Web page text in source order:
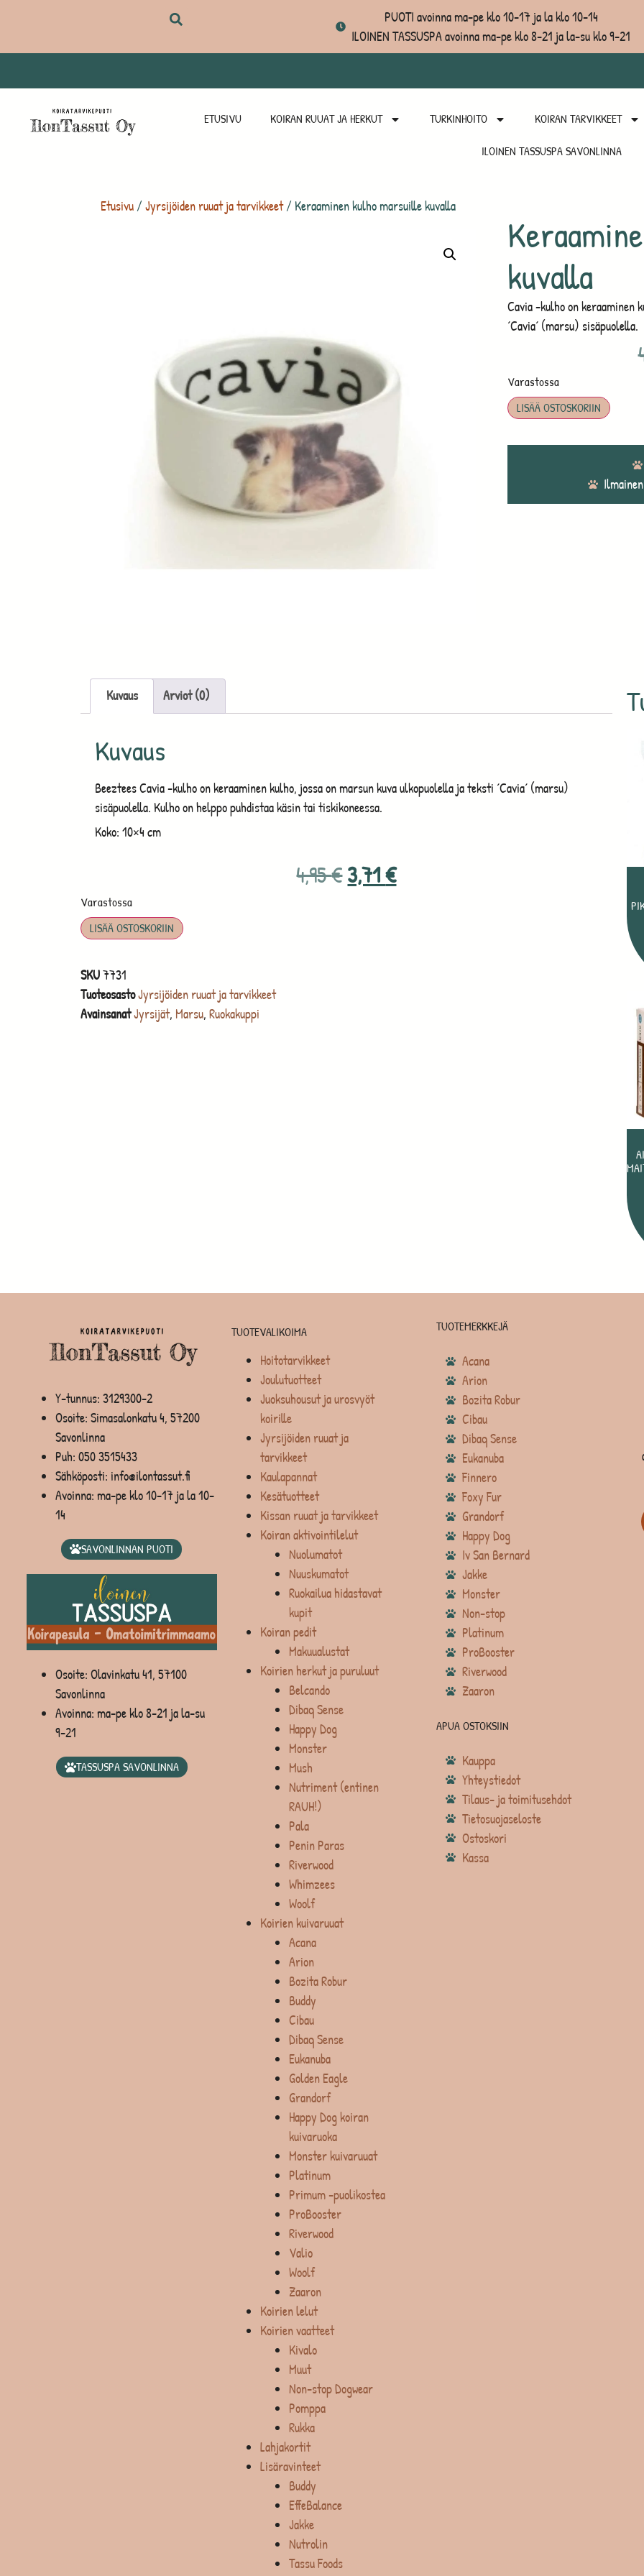
PUOTI avoinna ma-pe klo 10-17 ja la klo 10-14
ILOINEN TASSUSPA avoinna ma-pe klo 8-21 ja la-su klo 9-21
ETUSIVU KOIRAN RUUAT JA HERKUT TURKINHOITO KOIRAN TARVIKKEET
ILOINEN TASSUSPA SAVONLINNA
Etusivu/Jyrsijöiden ruuat ja tarvikkeet/ Keraaminen kulho marsuille kuvalla
kuvalla
Cavia -kulho on keraaminen
´Cavia´ (marsu) sisäpuolella.
Varastossa
LISÄÄ OSTOSKORIIN
Kuvaus Arviot (0)
Kuvaus
Beeztees Cavia -kulho on keraaminen kulho, jossa on marsun kuva ulkopuolella ja teksti ´Cavia´ (marsu)
sisäpuolella. Kulho on helppo puhdistaa käsin tai tiskikoneessa.
Koko: 10×4 cm
4,95€3,71€
Varastossa
LISÄÄ OSTOSKORIIN
SKU7731
TuoteosastoJyrsijöiden ruuat ja tarvikkeet
AvainsanatJyrsijät, Marsu, Ruokakuppi
Y-tunnus: 3129300-2
Osoite: Simasalonkatu 4, 57200
Savonlinna
Puh: 050 3515433
Sähköposti: info@ilontassut.fi
Avoinna: ma-pe klo 10-17 ja la 10-
14
SAVONLINNAN PUOTI
Osoite: Olavinkatu 41, 57100
Savonlinna
Avoinna: ma-pe klo 8-21 ja la-su
9-21
TASSUSPA SAVONLINNA
TUOTEVALIKOIMA
Hoitotarvikkeet
Joulutuotteet
Juoksuhousut ja urosvyöt
koirille
Jyrsijöiden ruuat ja
tarvikkeet
Kaulapannat
Kesätuotteet
Kissan ruuat ja tarvikkeet
Koiran aktivointilelut
Nuolumatot
Nuuskumatot
Ruokailua hidastavat
kupit
Koiran pedit
Makuualustat
Koirien herkut ja puruluut
Belcando
Dibaq Sense
Happy Dog
Monster
Mush
Nutriment (entinen
RAUH!)
Pala
Penin Paras
Riverwood
Whimzees
Woolf
Koirien kuivaruuat
Acana
Arion
Bozita Robur
Buddy
Cibau
Dibaq Sense
Eukanuba
Golden Eagle
Grandorf
Happy Dog koiran
kuivaruoka
Monster kuivaruuat
Platinum
Primum -puolikostea
ProBooster
Riverwood
Valio
Woolf
Zaaron
Koirien lelut
Koirien vaatteet
Kivalo
Muut
Non-stop Dogwear
Pomppa
Rukka
Lahjakortit
Lisäravinteet
Buddy
EffeBalance
Jakke
Nutrolin
Tassu Foods
TUOTEMERKKEJÄ
Acana
Arion
Bozita Robur
Cibau
Dibaq Sense
Eukanuba
Finnero
Foxy Fur
Grandorf
Happy Dog
Iv San Bernard
Jakke
Monster
Non-stop
Platinum
ProBooster
Riverwood
Zaaron
APUA OSTOKSIIN
Kauppa
Yhteystiedot
Tilaus- ja toimitusehdot
Tietosuojaseloste
Ostoskori
Kassa